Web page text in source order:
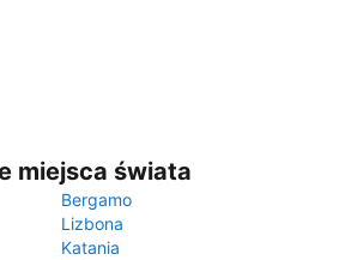
miejsca świata
Bergamo
Lizbona
Katania